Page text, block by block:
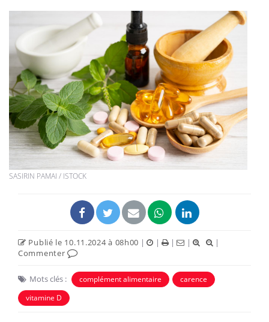
SASIRIN PAMAI / ISTOCK
Publié le 10.11.2024 à 08h00 | | | |
|
Commenter
Mots clés : complément alimentaire
carence
vitamine D